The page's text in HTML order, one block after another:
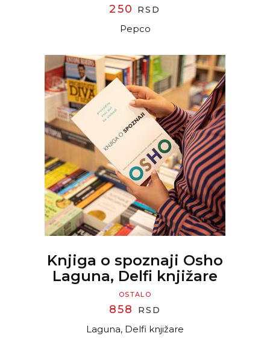
250 RSD
Pepco
READ MORE
Knjiga o spoznaji Osho
Laguna, Delfi knjižare
OSTALO
858 RSD
Laguna, Delfi knjižare